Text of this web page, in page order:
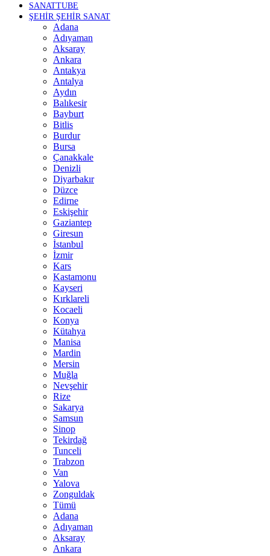
SANATTUBE
ŞEHİR ŞEHİR SANAT
Adana
Adıyaman
Aksaray
Ankara
Antakya
Antalya
Aydın
Balıkesir
Bayburt
Bitlis
Burdur
Bursa
Çanakkale
Denizli
Diyarbakır
Düzce
Edirne
Eskişehir
Gaziantep
Giresun
İstanbul
İzmir
Kars
Kastamonu
Kayseri
Kırklareli
Kocaeli
Konya
Kütahya
Manisa
Mardin
Mersin
Muğla
Nevşehir
Rize
Sakarya
Samsun
Sinop
Tekirdağ
Tunceli
Trabzon
Van
Yalova
Zonguldak
Tümü
Adana
Adıyaman
Aksaray
Ankara